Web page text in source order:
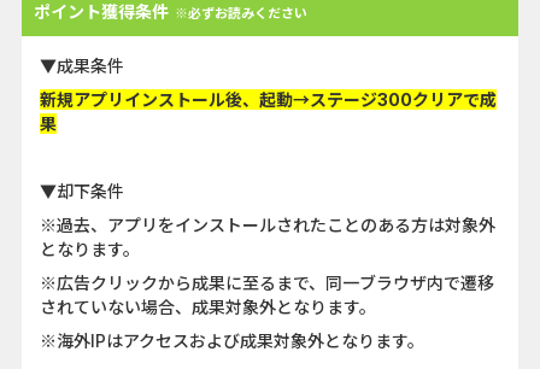
ポイント獲得条件 ※必ずお読みください
▼成果条件
新規アプリインストール後、起動→ステージ300クリアで成
果
▼却下条件
※過去、アプリをインストールされたことのある方は対象外
となります。
※広告クリックから成果に至るまで、同一ブラウザ内で遷移
されていない場合、成果対象外となります。
※海外IPはアクセスおよび成果対象外となります。